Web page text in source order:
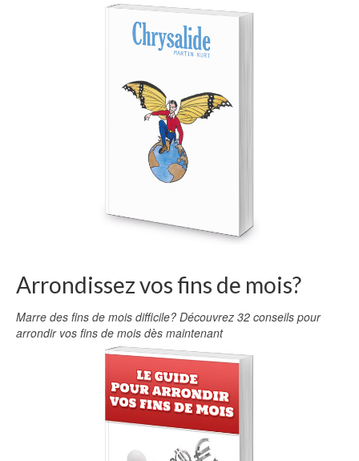
Arrondissez vos fins de mois?
Marre des fins de mois difficile? Découvrez 32 conseils pour
arrondir vos fins de mois dès maintenant